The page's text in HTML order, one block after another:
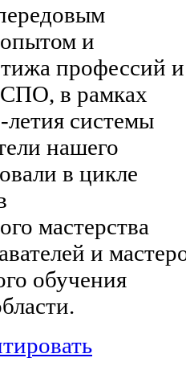
и
профессий и
СПО, в рамках
летия системы
нашего
в цикле
мастерства
и
обучения